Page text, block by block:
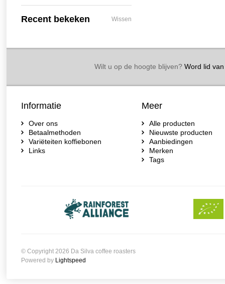
Recent bekeken Wissen
Wilt u op de hoogte blijven?Word lid van
Informatie
Over ons
Betaalmethoden
Variëteiten koffiebonen
Links
Meer
Alle producten
Nieuwste producten
Aanbiedingen
Merken
Tags
© Copyright 2026 Da Silva coffee roasters
Powered by Lightspeed